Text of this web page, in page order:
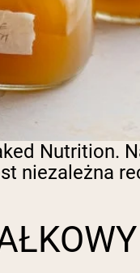
trawą
All Odżywki Białkowe
Nutrition.
niezależna